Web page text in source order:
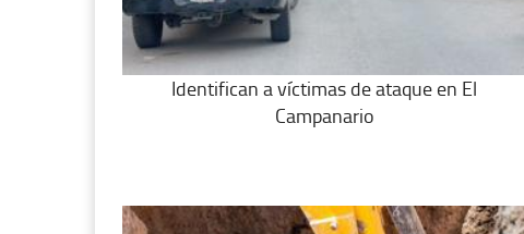
Identifican a víctimas de ataque en El
Campanario